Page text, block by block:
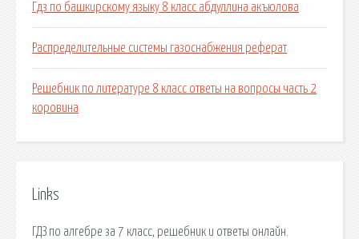
Гдз по башкирскому языку 8 класс абдуллина акъюлова
Распределительные системы газоснабжения реферат
Решебник по литературе 8 класс ответы на вопросы часть 2
коровина
Links
ГДЗ по алгебре за 7 класс, решебник и ответы онлайн.